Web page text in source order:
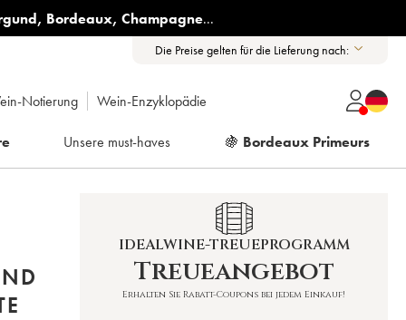
, Bordeaux, Champagne...
Die Preise gelten für die Lieferung nach:
Notierung Wein-Enzyklopädie
Unsere must-haves 🍇 Bordeaux Primeurs
IDEALWINE-TREUEPROGRAMM
Treueangebot
Erhalten Sie Rabatt-Coupons bei jedem Einkauf!